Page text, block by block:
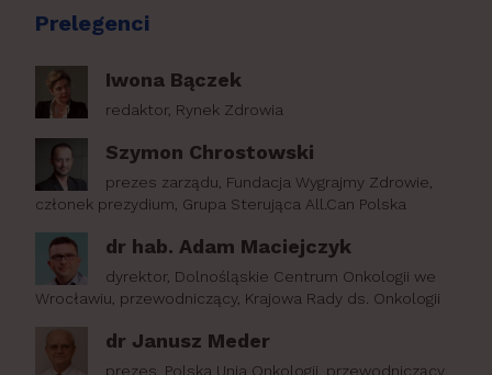
Prelegenci
Iwona Bączek
redaktor, Rynek Zdrowia
Szymon Chrostowski
prezes zarządu, Fundacja Wygrajmy Zdrowie,
członek prezydium, Grupa Sterująca All.Can Polska
dr hab. Adam Maciejczyk
dyrektor, Dolnośląskie Centrum Onkologii we
Wrocławiu, przewodniczący, Krajowa Rady ds. Onkologii
dr Janusz Meder
prezes, Polska Unia Onkologii, przewodniczący,